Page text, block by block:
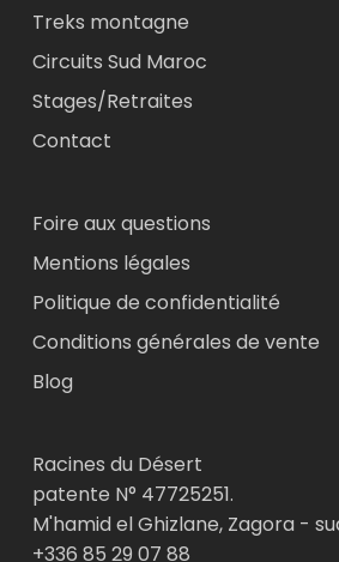
Treks montagne
Circuits Sud Maroc
Stages/Retraites
Contact
Foire aux questions
Mentions légales
Politique de confidentialité
Conditions générales de vente
Blog
Racines du Désert
patente N° 47725251.
M'hamid el Ghizlane, Zagora -
+336 85 29 07 88